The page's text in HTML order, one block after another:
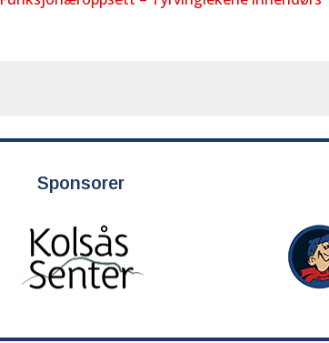
Sponsorer